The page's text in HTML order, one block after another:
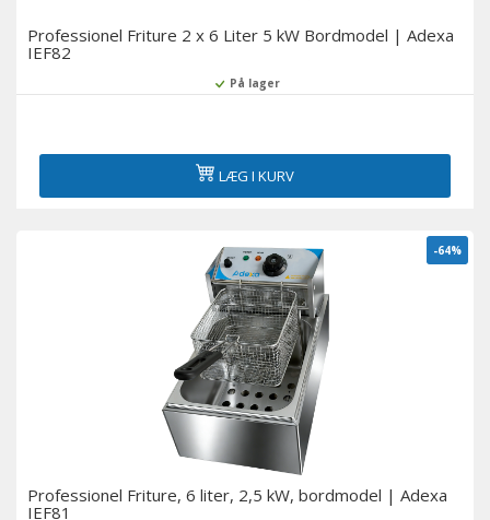
Professionel Friture 2 x 6 Liter 5 kW Bordmodel | Adexa
IEF82
På lager
LÆG I KURV
-64%
Professionel Friture, 6 liter, 2,5 kW, bordmodel | Adexa
IEF81